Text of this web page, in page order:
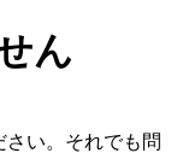
ん
い。それでも問